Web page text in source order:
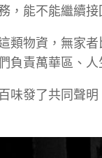
，能不能繼續接
類物資，無家
負責萬華區、人
味發了共同聲